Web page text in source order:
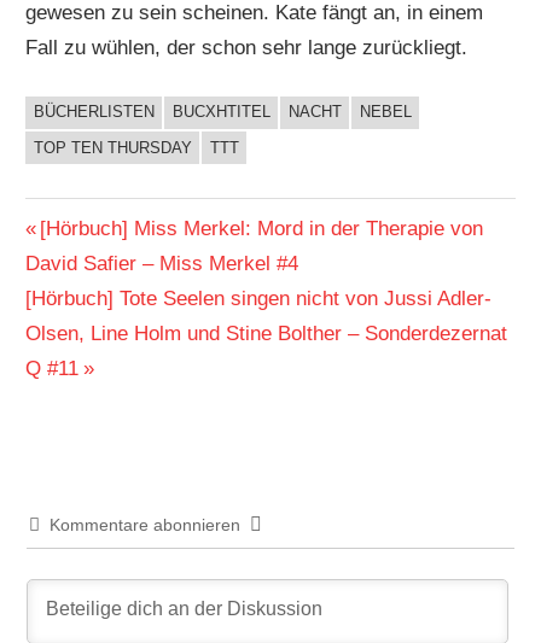
gewesen zu sein scheinen. Kate fängt an, in einem
Fall zu wühlen, der schon sehr lange zurückliegt.
BUCHIGES
BÜCHERLISTEN BUCXHTITEL NACHT
NEBEL
TOP TEN THURSDAY
TTT
Beitragsnavigation
Vorheriger
Beitrag:
[Hörbuch] Miss Merkel: Mord in der Therapie von
David Safier – Miss Merkel #4
Nächster
Beitrag:
[Hörbuch] Tote Seelen singen nicht von Jussi Adler-
Olsen, Line Holm und Stine Bolther – Sonderdezernat
Q #11
Kommentare abonnieren